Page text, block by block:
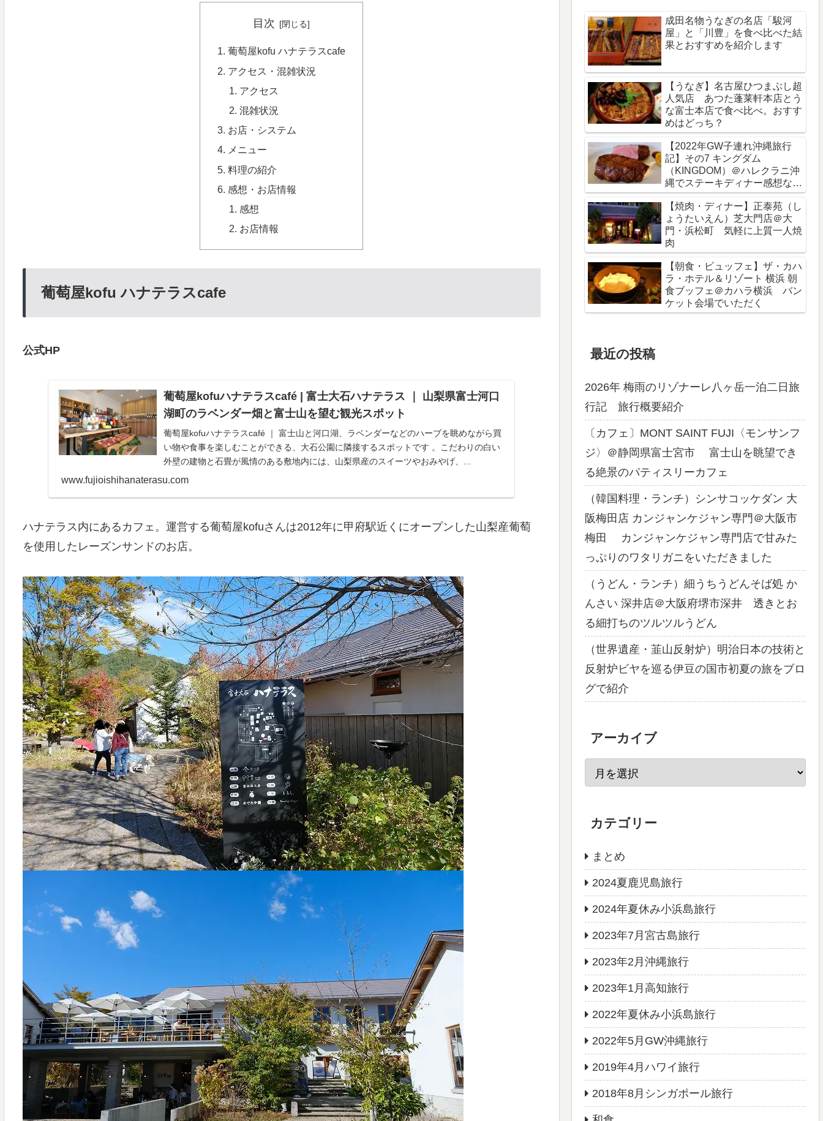
目次
葡萄屋kofu ハナテラスcafe
アクセス・混雑状況
アクセス
混雑状況
お店・システム
メニュー
料理の紹介
感想・お店情報
感想
お店情報
葡萄屋kofu ハナテラスcafe
公式HP
葡萄屋kofuハナテラスcafé | 富士大石ハナテラス ｜ 山梨県富士河口
湖町のラベンダー畑と富士山を望む観光スポット
葡萄屋kofuハナテラスcafé ｜ 富士山と河口湖、ラベンダーなどのハーブを眺めながら買
い物や食事を楽しむことができる、大石公園に隣接するスポットです 。こだわりの白い
外壁の建物と石畳が風情のある敷地内には、山梨県産のスイーツやおみやげ、...
www.fujioishihanaterasu.com
ハナテラス内にあるカフェ。運営する葡萄屋kofuさんは2012年に甲府駅近くにオープンした山梨産葡萄
を使用したレーズンサンドのお店。
成田名物うなぎの名店「駿河
屋」と「川豊」を食べ比べた結
果とおすすめを紹介します
【うなぎ】名古屋ひつまぶし超
人気店 あつた蓬莱軒本店とう
な富士本店で食べ比べ。おすす
めはどっち？
【2022年GW子連れ沖縄旅行
記】その7 キングダム
（KINGDOM）＠ハレクラニ沖
縄でステーキディナー感想など
をブログレビュー
【焼肉・ディナー】正泰苑（し
ょうたいえん）芝大門店＠大
門・浜松町 気軽に上質一人焼
肉
【朝食・ビュッフェ】ザ・カハ
ラ・ホテル＆リゾート 横浜 朝
食ブッフェ＠カハラ横浜 バン
ケット会場でいただく
最近の投稿
2026年 梅雨のリゾナーレ八ヶ岳一泊二日旅
行記 旅行概要紹介
〔カフェ〕MONT SAINT FUJI〈モンサンフ
ジ〉＠静岡県富士宮市 富士山を眺望でき
る絶景のパティスリーカフェ
（韓国料理・ランチ）シンサコッケダン 大
阪梅田店 カンジャンケジャン専門＠大阪市
梅田 カンジャンケジャン専門店で甘みた
っぷりのワタリガニをいただきました
（うどん・ランチ）細うちうどんそば処 か
んさい 深井店＠大阪府堺市深井 透きとお
る細打ちのツルツルうどん
（世界遺産・韮山反射炉）明治日本の技術と
反射炉ビヤを巡る伊豆の国市初夏の旅をブロ
グで紹介
アーカイブ
カテゴリー
まとめ
2024夏鹿児島旅行
2024年夏休み小浜島旅行
2023年7月宮古島旅行
2023年2月沖縄旅行
2023年1月高知旅行
2022年夏休み小浜島旅行
2022年5月GW沖縄旅行
2019年4月ハワイ旅行
2018年8月シンガポール旅行